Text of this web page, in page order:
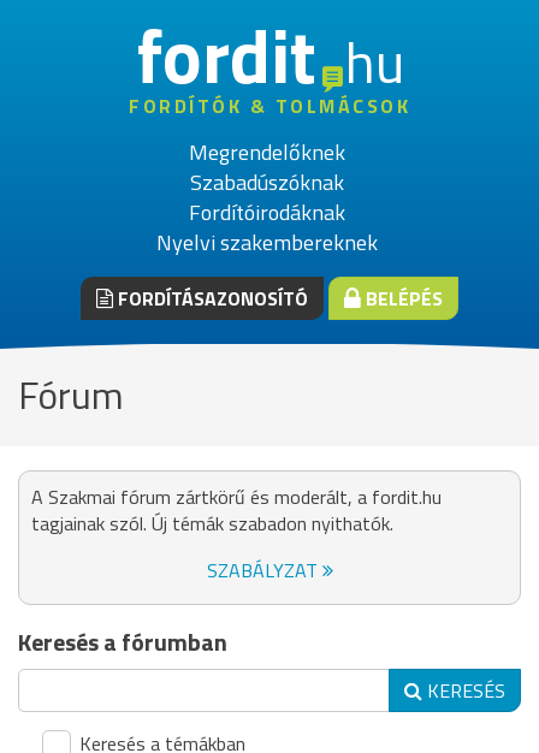
fordithu
FORDÍTÓK & TOLMÁCSOK
Megrendelőknek
Szabadúszóknak
Fordítóirodáknak
Nyelvi szakembereknek
FORDÍTÁSAZONOSÍTÓ BELÉPÉS
Fórum
A Szakmai fórum zártkörű és moderált, a fordit.hu
tagjainak szól. Új témák szabadon nyithatók.
SZABÁLYZAT
Keresés a fórumban
KERESÉS
Keresés a témákban